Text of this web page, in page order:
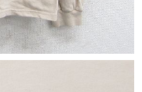
Tシャツ
子供服